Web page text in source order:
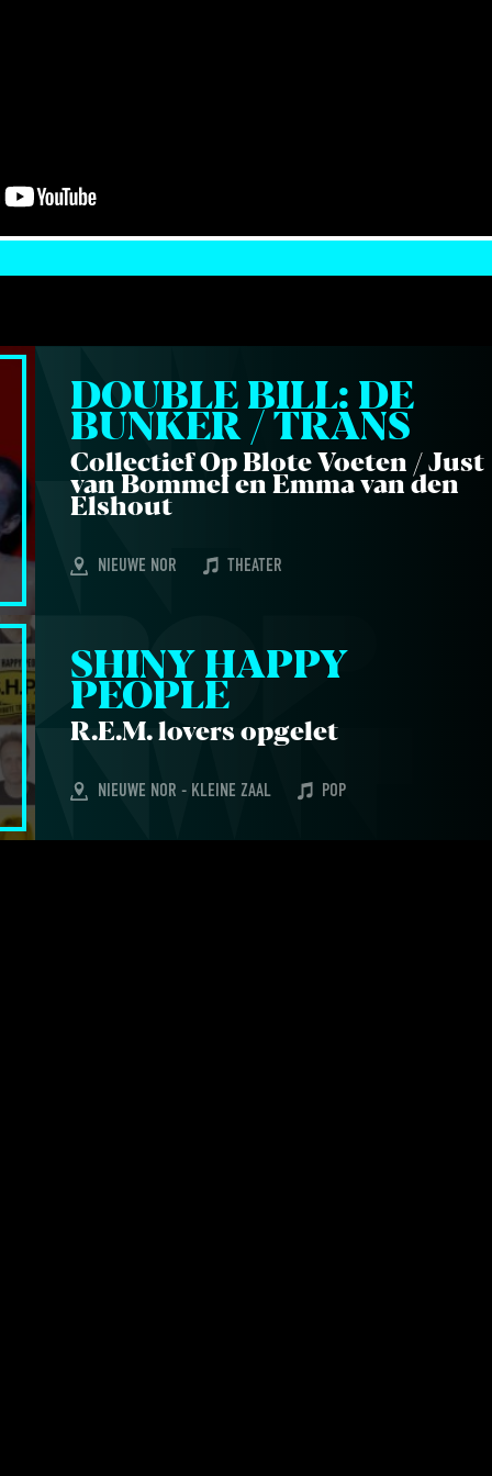
DOU­BLE BILL: DE
BUN­KER / TRANS
Col­lec­tief Op Blo­te Voe­ten / Just
van Bom­mel en Emma van den
Elshout
NIEUWE NOR THEATER
SHI­NY HAP­PY
PEOPLE
R.E.M. lovers opgelet
NIEUWE NOR - KLEINE ZAAL POP